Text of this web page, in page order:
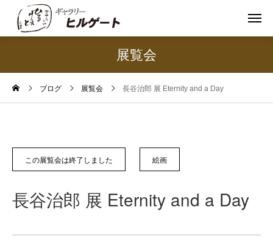
展覧会
ブログ 展覧会 長谷治郎 展 Eternity and a Day
この展覧会は終了しました 絵画
長谷治郎 展 Eternity and a Day